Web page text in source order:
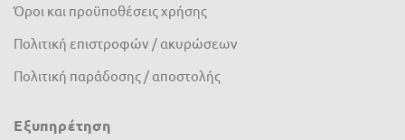
Όροι και προϋποθέσεις χρήσης
Πολιτική επιστροφών / ακυρώσεων
Πολιτική παράδοσης / αποστολής
Εξυπηρέτηση